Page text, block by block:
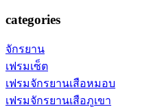
categories
จักรยาน
เฟรมเซ็ต
เฟรมจักรยานเสือหมอบ
เฟรมจักรยานเสือภูเขา